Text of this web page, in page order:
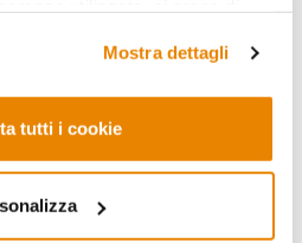
Mostra dettagli
tutti i cookie